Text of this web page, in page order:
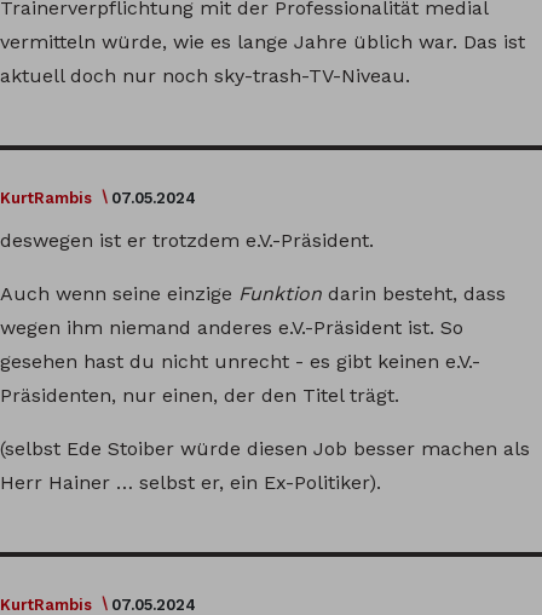
Trainerverpflichtung mit der Professionalität medial
vermitteln würde, wie es lange Jahre üblich war. Das ist
aktuell doch nur noch sky-trash-TV-Niveau.
KurtRambis 07.05.2024
deswegen ist er trotzdem e.V.-Präsident.
Auch wenn seine einzige Funktion darin besteht, dass
wegen ihm niemand anderes e.V.-Präsident ist. So
gesehen hast du nicht unrecht - es gibt keinen e.V.-
Präsidenten, nur einen, der den Titel trägt.
(selbst Ede Stoiber würde diesen Job besser machen als
Herr Hainer … selbst er, ein Ex-Politiker).
KurtRambis 07.05.2024